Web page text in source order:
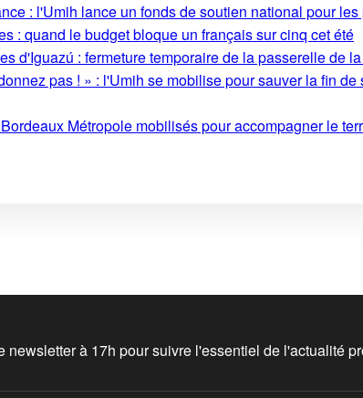
: l'Umih lance un fonds de soutien national pour
: quand le budget bloque un français sur cinq cet été
d'Iguazú : fermeture temporaire de la passerelle de
pas ! » : l'Umih se mobilise pour sauver la fin
Métropole mobilisés pour accompagner le
newsletter à 17h pour suivre l'essentiel de l'actualité